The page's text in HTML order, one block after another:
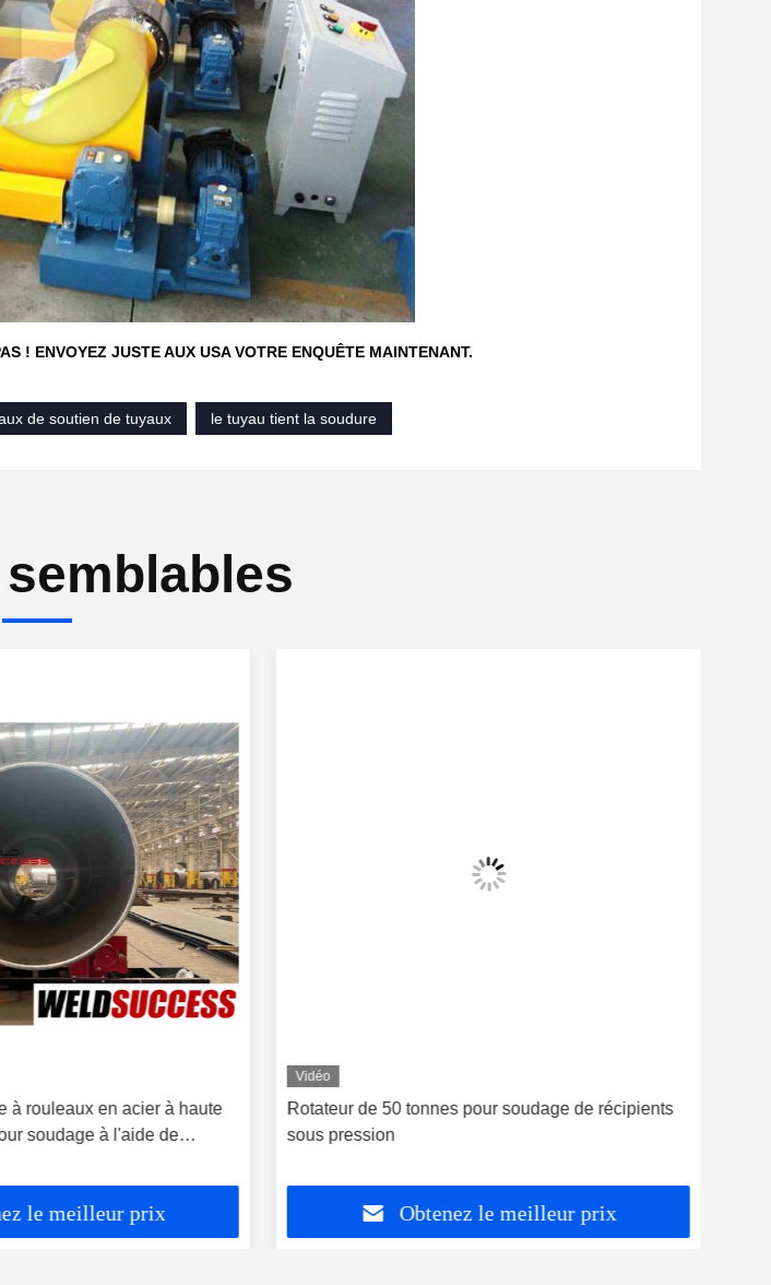
! ENVOYEZ JUSTE AUX USA VOTRE ENQUÊTE MAINTENANT.
de soutien de tuyaux le tuyau tient la soudure
à rouleaux en acier à haute
soudage à l'aide de
le meilleur prix
Vidéo
Rotateur de 50 tonnes pour soudage de récipients
sous pression
Obtenez le meilleur prix